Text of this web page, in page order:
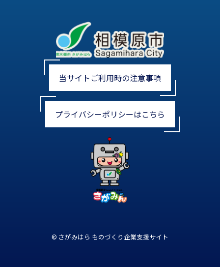
当サイトご利用時の注意事項
プライバシーポリシーはこちら
© さがみはら ものづくり企業支援サイト